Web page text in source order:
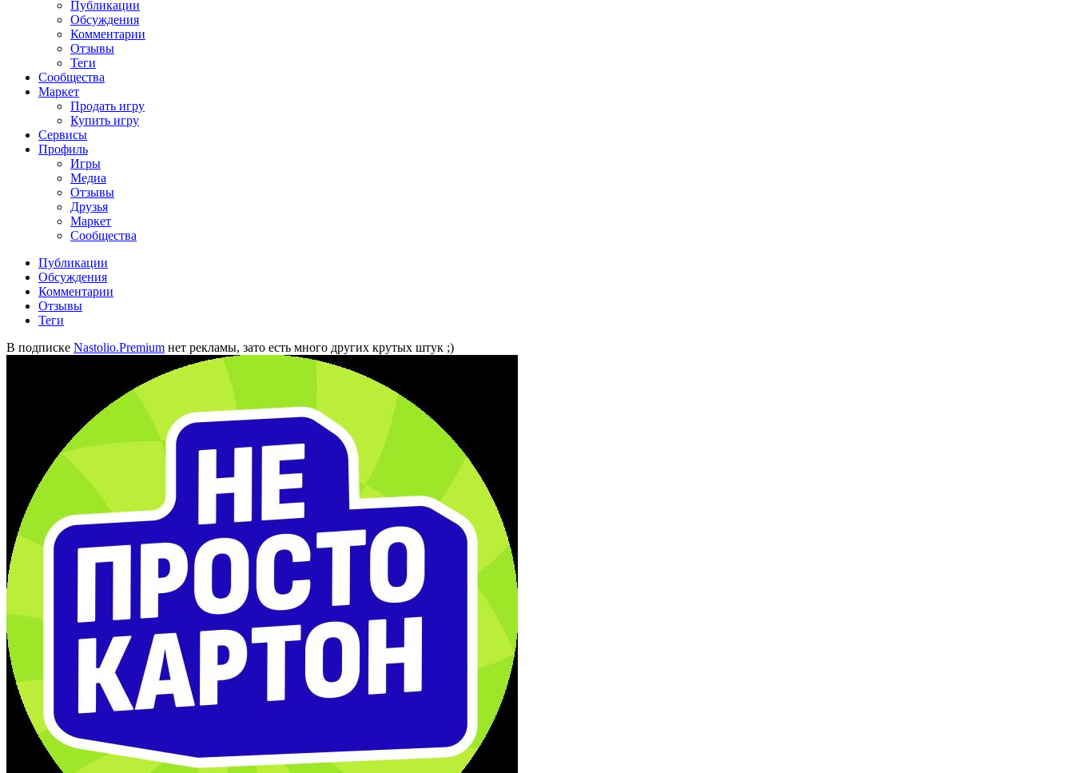
Публикации
Обсуждения
Комментарии
Отзывы
Теги
Сообщества
Маркет
Продать игру
Купить игру
Сервисы
Профиль
Игры
Медиа
Отзывы
Друзья
Маркет
Сообщества
Публикации
Обсуждения
Комментарии
Отзывы
Теги
В подписке Nastolio.Premium нет рекламы, зато есть много других крутых штук ;)